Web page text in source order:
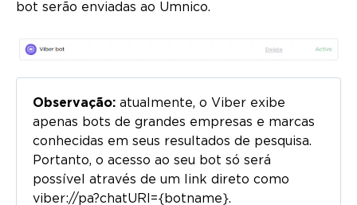
bot serão enviadas ao Umnico.
Observação: atualmente, o Viber exibe
apenas bots de grandes empresas e marcas
conhecidas em seus resultados de pesquisa.
Portanto, o acesso ao seu bot só será
possível através de um link direto como
viber://pa?chatURI={botname}.